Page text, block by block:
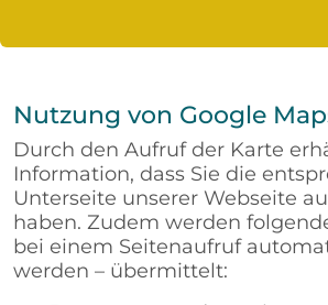
Nutzung von Google
Durch den Aufruf der Karte
Information, dass Sie die
Unterseite unserer Webseite
haben. Zudem werden
bei einem Seitenaufruf
werden – übermittelt: